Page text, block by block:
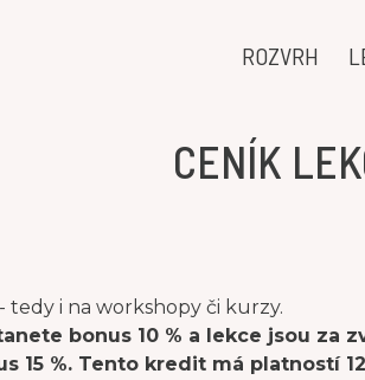
ROZVRH
CENÍK
tedy i na workshopy či kurzy.
bonus 10 % a lekce jsou
15 %. Tento kredit má platností